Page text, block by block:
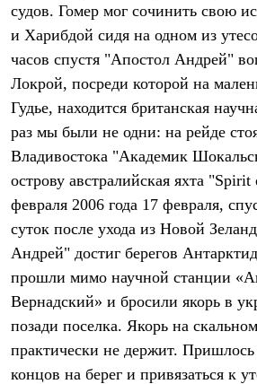
Брюки
Штормовая одежда
Софтшелл одежда
Куртки
Брюки
Лёгкая одежда
Рубашки
Футболки
Брюки
Термобелье
Среднее термобелье
Легкое термобелье
Флисовая одежда
Куртки
Брюки
Детская одежда
Комбинезоны
Куртки
судов. Гомер мог сочинить свою
и Харибдой сидя на одном из
часов спустя "Апостол Андрей"
Локрой, посреди которой на
Гудье, находится британская
раз мы были не одни: на рейде
Владивостока "Академик
острову австралийская яхта
февраля 2006 года 17 февраля,
суток после ухода из Новой
Андрей" достиг берегов
прошли мимо научной станции
Вернадский» и бросили якорь в
позади поселка. Якорь на
практически не держит. Пришлось
концов на берег и привязаться к